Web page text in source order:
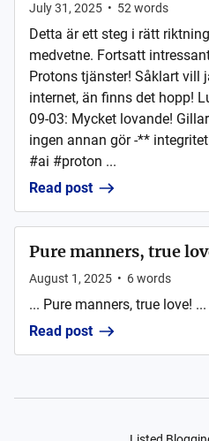
July 31, 2025 • 52 words
Detta är ett steg i rätt
medvetne. Fortsatt
Protons tjänster! Såklart vill
internet, än finns det hopp!
09-03: Mycket lovande!
ingen annan gör -**
#ai #proton ...
Read post
Pure manners, true
August 1, 2025 • 6words
... Pure manners, true love! ...
Read post